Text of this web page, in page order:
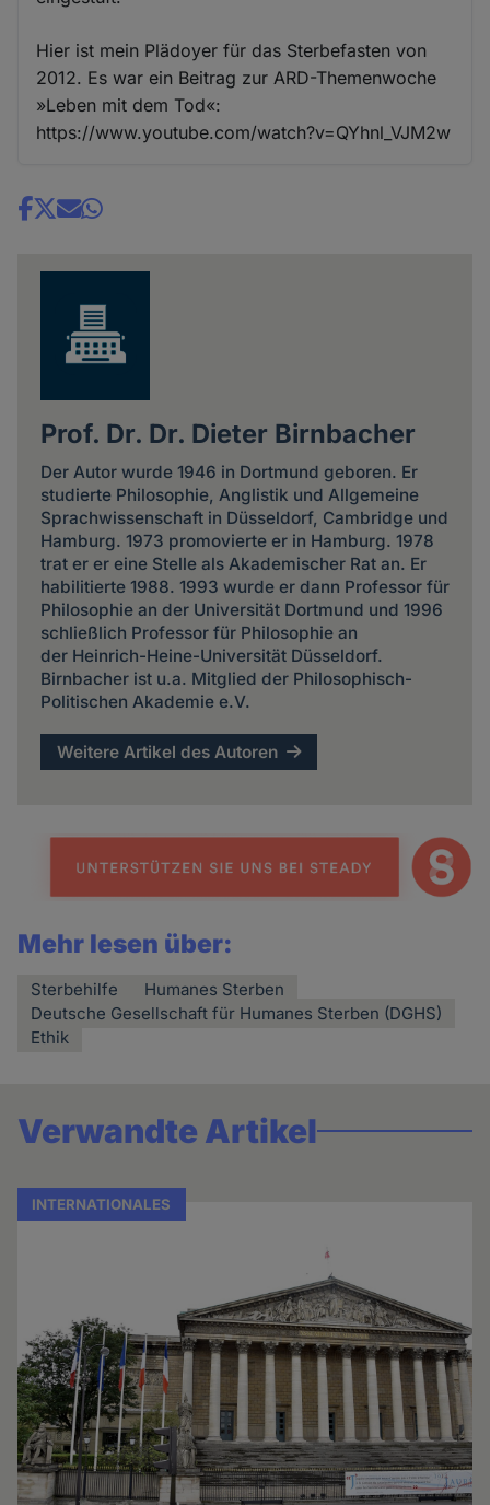
Hier ist mein Plädoyer für das Sterbefasten von
2012. Es war ein Beitrag zur ARD-Themenwoche
»Leben mit dem Tod«:
https://www.youtube.com/watch?v=QYhnl_VJM2w
Share
Prof. Dr. Dr. Dieter Birnbacher
Der Autor wurde 1946 in Dortmund geboren. Er
studierte Philosophie, Anglistik und Allgemeine
Sprachwissenschaft in Düsseldorf, Cambridge und
Hamburg. 1973 promovierte er in Hamburg. 1978
trat er er eine Stelle als Akademischer Rat an. Er
habilitierte 1988. 1993 wurde er dann Professor für
Philosophie an der Universität Dortmund und 1996
schließlich Professor für Philosophie an
der Heinrich-Heine-Universität Düsseldorf.
Birnbacher ist u.a. Mitglied der Philosophisch-
Politischen Akademie e.V.
Weitere Artikel des Autoren
Mehr lesen über:
Sterbehilfe
Humanes Sterben
Deutsche Gesellschaft für Humanes Sterben (DGHS)
Ethik
Verwandte Artikel
INTERNATIONALES